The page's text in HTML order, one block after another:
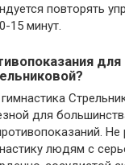
повторять
15 минут.
для
Не
людям с